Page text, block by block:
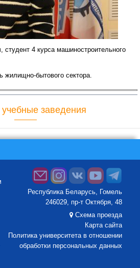
4 курса машиностроительного
бытового сектора.
заведения
Республика Беларусь, Гомель
246029, пр-т Октября, 48
Схема проезда
Карта сайта
Политика университета в отношении
обработки персональных данных